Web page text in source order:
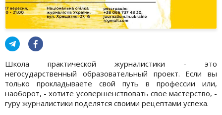
Школа практической журналистики - это
негосударственный образовательный проект. Если вы
только прокладываете свой путь в профессии или,
наоборот, - хотите усовершенствовать свое мастерство, -
гуру журналистики поделятся своими рецептами успеха.